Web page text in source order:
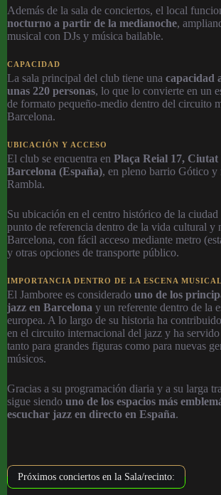
Además de la sala de conciertos, el local
nocturno a partir de la medianoche,
musical con DJs y música bailable.
CAPACIDAD
La sala principal del club tiene una capacidad
unas 220 personas, lo que lo convierte en un
de formato pequeño-medio dentro del circuito
Barcelona.
UBICACIÓN Y ACCESO
El club se encuentra en Plaça Reial 17, Ciutat
Barcelona (España), en pleno barrio Gótico y
Rambla.
Su ubicación en el centro histórico de la
punto de referencia dentro de la vida cultural y
Barcelona, con fácil acceso mediante metro
y otras opciones de transporte público.
IMPORTANCIA DENTRO DE LA ESCENA MUSICAL
El Jamboree es considerado uno de los
jazz en Barcelona y un referente dentro de la
europea. A lo largo de su historia ha
en el circuito internacional del jazz y ha
tanto para grandes figuras como para nuevas
músicos.
Gracias a su programación diaria y a su larga
sigue siendo uno de los espacios más
escuchar jazz en directo en España.
Próximos conciertos en la Sala/recinto: